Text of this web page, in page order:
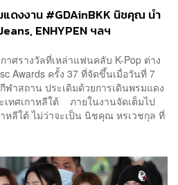
ดงงาน #GDAinBKK นิชคุณ นำ
ENHYPEN ฯลฯ
าศรางวัลที่เหล่าแฟนคลับ K-Pop ต่าง
Awards ครั้ง 37 ที่จัดขึ้นเมื่อวันที่ 7
าสถาน ประเดิมด้วยการเดินพรมแดง
เทศเกาหลีใต้ ภายในงานจัดเต็มไป
หลีใต้ ไม่ว่าจะเป็น นิชคุณ หรเวชกุล ที่